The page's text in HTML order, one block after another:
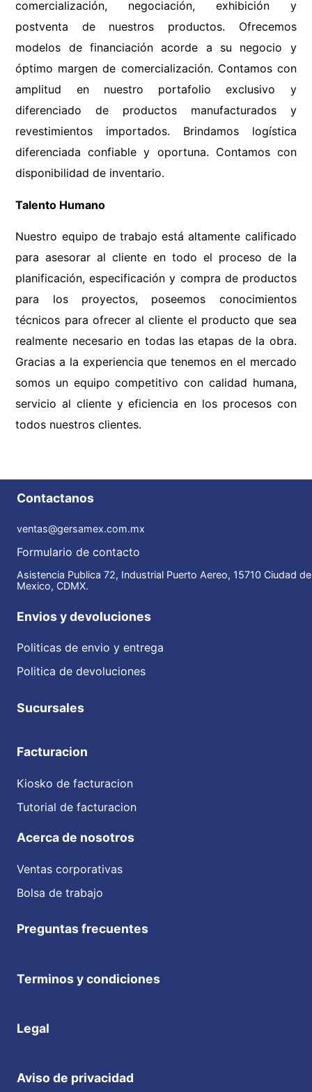
comercialización, negociación, exhibición y
postventa de nuestros productos. Ofrecemos
modelos de financiación acorde a su negocio y
óptimo margen de comercialización. Contamos con
amplitud en nuestro portafolio exclusivo y
diferenciado de productos manufacturados y
revestimientos importados. Brindamos logística
diferenciada confiable y oportuna. Contamos con
disponibilidad de inventario.
Talento Humano
Nuestro equipo de trabajo está altamente calificado
para asesorar al cliente en todo el proceso de la
planificación, especificación y compra de productos
para los proyectos, poseemos conocimientos
técnicos para ofrecer al cliente el producto que sea
realmente necesario en todas las etapas de la obra.
Gracias a la experiencia que tenemos en el mercado
somos un equipo competitivo con calidad humana,
servicio al cliente y eficiencia en los procesos con
todos nuestros clientes.
Contactanos
ventas@gersamex.com.mx
Formulario de contacto
Asistencia Publica 72, Industrial Puerto Aereo, 15710 Ciudad de
Mexico, CDMX.
Envios y devoluciones
Politicas de envio y entrega
Politica de devoluciones
Sucursales
Facturacion
Kiosko de facturacion
Tutorial de facturacion
Acerca de nosotros
Ventas corporativas
Bolsa de trabajo
Preguntas frecuentes
Terminos y condiciones
Legal
Aviso de privacidad